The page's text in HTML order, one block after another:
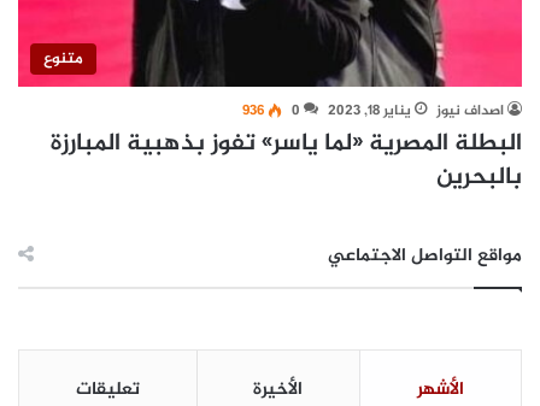
متنوع
اصداف نيوز يناير 18, 2023 0
936
البطلة المصرية «لما ياسر» تفوز بذهبية المبارزة
بالبحرين
مواقع التواصل الاجتماعي
الأشهر الأخيرة تعليقات